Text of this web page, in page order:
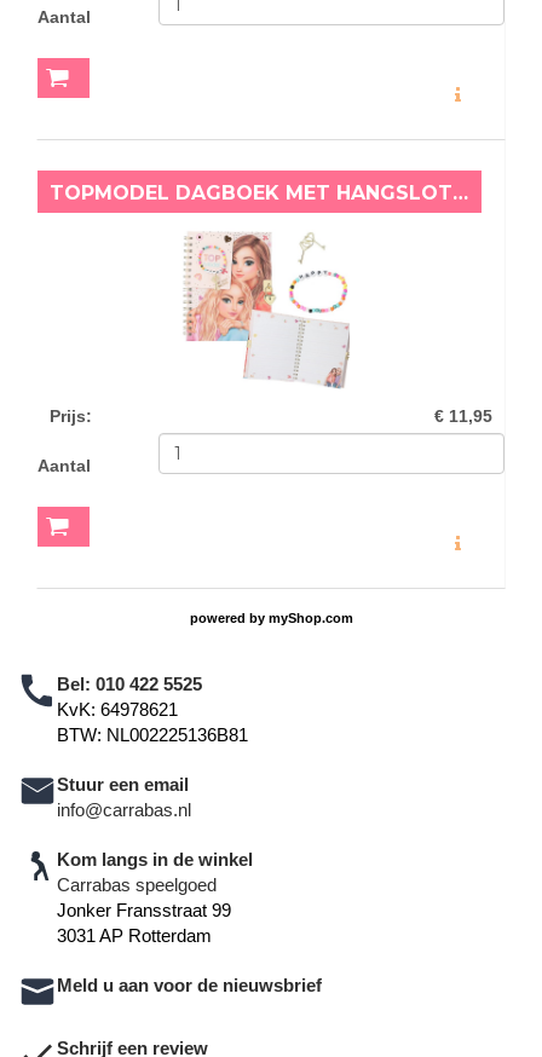
Aantal
TOPMODEL DAGBOEK MET HANGSLOT EN ARMBAND
Prijs: € 11,95
Aantal
powered by myShop.com
Bel: 010 422 5525
KvK: 64978621
BTW: NL002225136B81
Stuur een email
info@carrabas.nl
Kom langs in de winkel
Carrabas speelgoed
Jonker Fransstraat 99
3031 AP Rotterdam
Meld u aan voor de nieuwsbrief
Schrijf een review